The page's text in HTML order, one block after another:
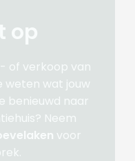
op
of verkoop van
weten wat jouw
benieuwd naar
Neem
voor